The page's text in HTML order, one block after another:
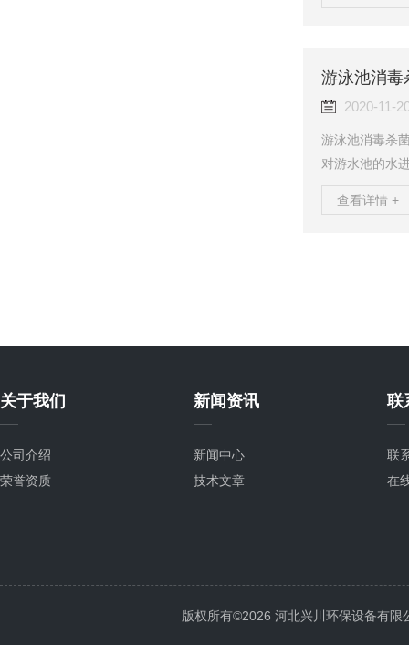
有很多明显的
剂量往往能改
能够灭活抗氯
游泳池消毒
2020-11-
游泳池消毒杀
对游水池的水
线消毒器是经
查看详情 +
关于我们
公司介绍
荣誉资质
新闻资讯
新闻中心
技术文章
联
联
在
版权所有©2026 河北兴川环保设备有